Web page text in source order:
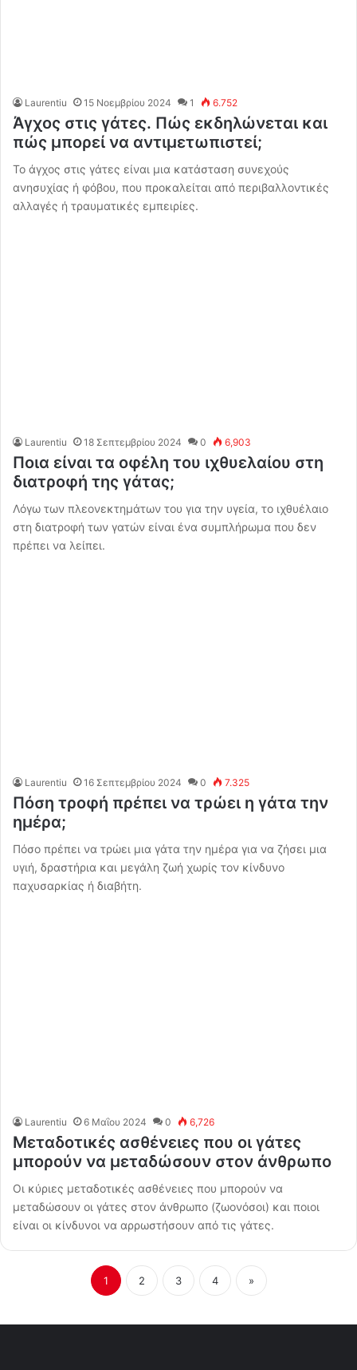
Laurentiu 15 Νοεμβρίου 2024 1 6.752
Άγχος στις γάτες. Πώς εκδηλώνεται και
πώς μπορεί να αντιμετωπιστεί;
Το άγχος στις γάτες είναι μια κατάσταση συνεχούς
ανησυχίας ή φόβου, που προκαλείται από περιβαλλοντικές
αλλαγές ή τραυματικές εμπειρίες.
Laurentiu 18 Σεπτεμβρίου 2024 0 6,903
Ποια είναι τα οφέλη του ιχθυελαίου στη
διατροφή της γάτας;
Λόγω των πλεονεκτημάτων του για την υγεία, το ιχθυέλαιο
στη διατροφή των γατών είναι ένα συμπλήρωμα που δεν
πρέπει να λείπει.
Laurentiu 16 Σεπτεμβρίου 2024 0 7.325
Πόση τροφή πρέπει να τρώει η γάτα την
ημέρα;
Πόσο πρέπει να τρώει μια γάτα την ημέρα για να ζήσει μια
υγιή, δραστήρια και μεγάλη ζωή χωρίς τον κίνδυνο
παχυσαρκίας ή διαβήτη.
Laurentiu 6 Μαΐου 2024 0 6,726
Μεταδοτικές ασθένειες που οι γάτες
μπορούν να μεταδώσουν στον άνθρωπο
Οι κύριες μεταδοτικές ασθένειες που μπορούν να
μεταδώσουν οι γάτες στον άνθρωπο (ζωονόσοι) και ποιοι
είναι οι κίνδυνοι να αρρωστήσουν από τις γάτες.
1 2 3 4 »